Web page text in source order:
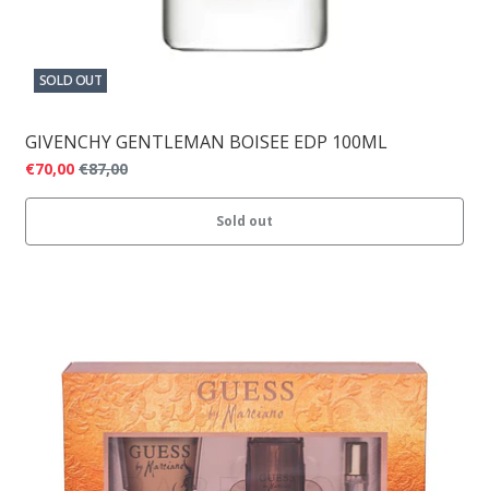
SOLD OUT
GIVENCHY GENTLEMAN BOISEE EDP 100ML
€70,00 €87,00
Sold out